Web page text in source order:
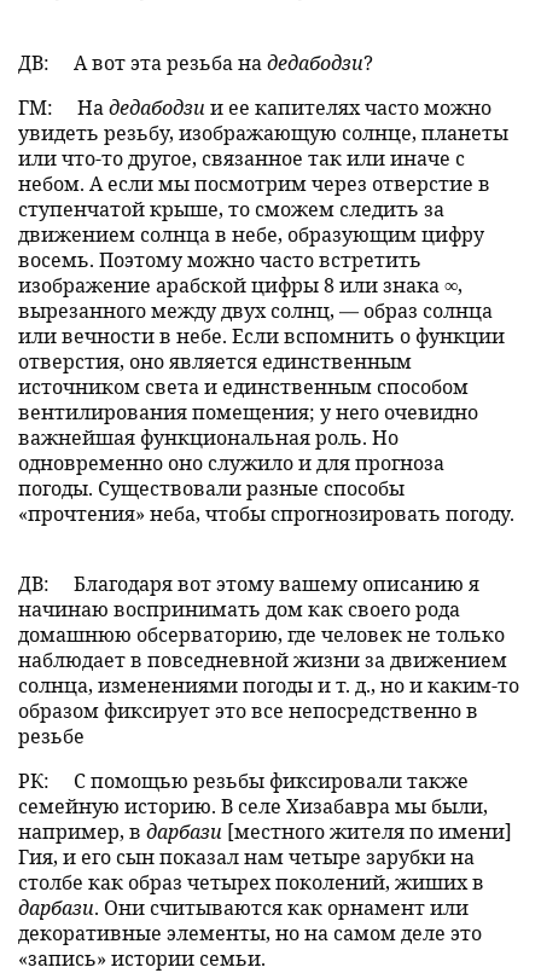
ДВ: А вот эта резьба на дедабодзи?
ГМ:
На дедабодзи и ее капителях часто можно
увидеть резьбу, изображающую солнце, планеты
или что-то другое, связанное так или иначе с
небом. А если мы посмотрим через отверстие в
ступенчатой крыше, то сможем следить за
движением солнца в небе, образующим цифру
восемь. Поэтому можно часто встретить
изображение арабской цифры 8 или знака ∞,
вырезанного между двух солнц, — образ солнца
или вечности в небе. Если вспомнить о функции
отверстия, оно является единственным
источником света и единственным способом
вентилирования помещения; у него очевидно
важнейшая функциональная роль. Но
одновременно оно служило и для прогноза
погоды. Существовали разные способы
«прочтения» неба, чтобы спрогнозировать погоду.
ДВ:
Благодаря вот этому вашему описанию я
начинаю воспринимать дом как своего рода
домашнюю обсерваторию, где человек не только
наблюдает в повседневной жизни за движением
солнца, изменениями погоды и т. д., но и каким-то
образом фиксирует это все непосредственно в
резьбе
РК:
С помощью резьбы фиксировали также
семейную историю. В селе Хизабавра мы были,
например, в дарбази [местного жителя по имени]
Гия, и его сын показал нам четыре зарубки на
столбе как образ четырех поколений, жиших в
дарбази. Они считываются как орнамент или
декоративные элементы, но на самом деле это
«запись» истории семьи.